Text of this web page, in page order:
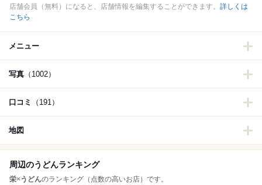
店舗会員（無料）になると、店舗情報を編集することができます。 詳しくは
こちら
メニュー
写真 （1002）
口コミ （191）
地図
周辺のうどんランキング
栄× うどんのランキング（点数の高いお店）です。